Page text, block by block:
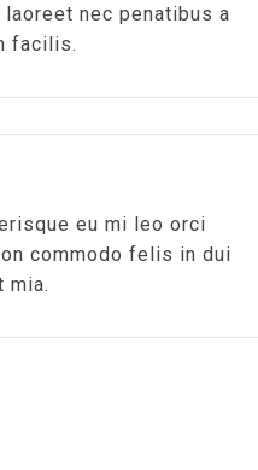
nec penatibus a
facilis.
eu mi leo orci
commodo felis in dui
mia.